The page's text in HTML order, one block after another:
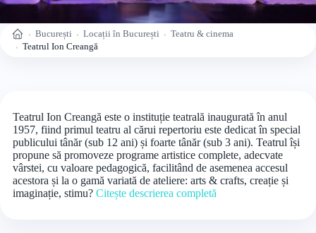
Acasă București Locații în București
Teatru & cinema
Teatrul Ion Creangă
Teatrul Ion Creangă este o instituție teatrală inaugurată în anul
1957, fiind primul teatru al cărui repertoriu este dedicat în special
publicului tânăr (sub 12 ani) și foarte tânăr (sub 3 ani). Teatrul își
propune să promoveze programe artistice complete, adecvate
vârstei, cu valoare pedagogică, facilitând de asemenea accesul
acestora și la o gamă variată de ateliere: arts & crafts, creație și
imaginație, stimu? Citește descrierea completă